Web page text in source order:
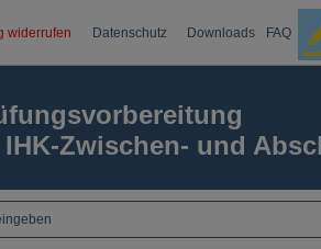
widerrufen Datenschutz Downloads FAQ
Zwischen- und